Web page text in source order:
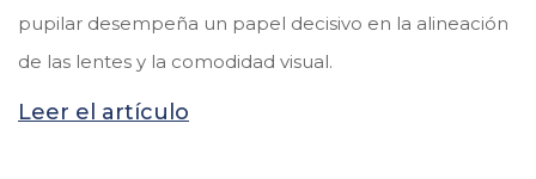
pupilar desempeña un papel decisivo en la alineación
de las lentes y la comodidad visual.
Leer el artículo